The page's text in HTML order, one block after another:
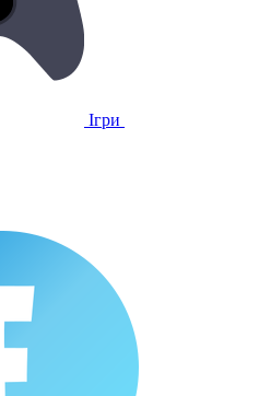
Ігри